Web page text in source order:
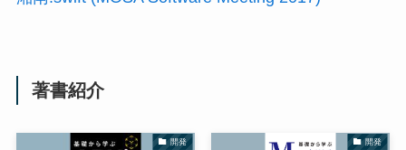
著書紹介
開発 開発